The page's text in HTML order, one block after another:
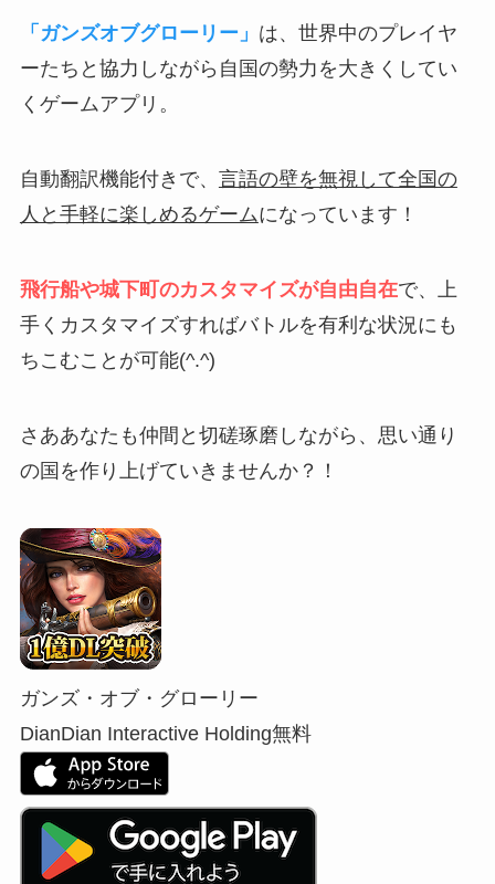
「ガンズオブグローリー」 は、世界中のプレイヤ
ーたちと協力しながら自国の勢力を大きくしてい
くゲームアプリ。
自動翻訳機能付きで、 言語の壁を無視して全国の
人と手軽に楽しめるゲームになっています！
飛行船や城下町のカスタマイズが自由自在で、上
手くカスタマイズすればバトルを有利な状況にも
ちこむことが可能(^.^)
さああなたも仲間と切磋琢磨しながら、思い通り
の国を作り上げていきませんか？！
ガンズ・オブ・グローリー
DianDian Interactive Holding無料